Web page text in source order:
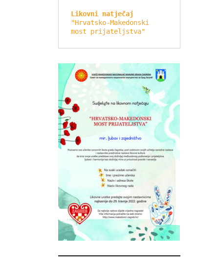
Likovni natječaj
"Hrvatsko-Makedonski
most prijateljstva"